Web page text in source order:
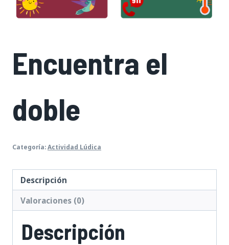
Encuentra el
doble
Categoría:Actividad Lúdica
Descripción
Valoraciones (0)
Descripción